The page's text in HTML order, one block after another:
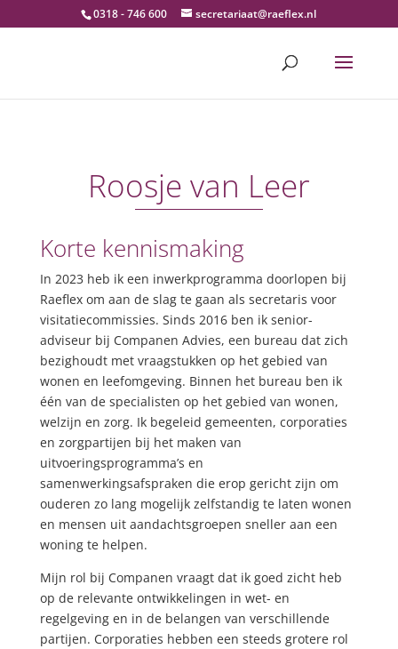
0318 - 746 600 secretariaat@raeflex.nl
Roosje van Leer
Korte kennismaking
In 2023 heb ik een inwerkprogramma doorlopen bij
Raeflex om aan de slag te gaan als secretaris voor
visitatiecommissies. Sinds 2016 ben ik senior-
adviseur bij Companen Advies, een bureau dat zich
bezighoudt met vraagstukken op het gebied van
wonen en leefomgeving. Binnen het bureau ben ik
één van de specialisten op het gebied van wonen,
welzijn en zorg. Ik begeleid gemeenten, corporaties
en zorgpartijen bij het maken van
uitvoeringsprogramma’s en
samenwerkingsafspraken die erop gericht zijn om
ouderen zo lang mogelijk zelfstandig te laten wonen
en mensen uit aandachtsgroepen sneller aan een
woning te helpen.
Mijn rol bij Companen vraagt dat ik goed zicht heb
op de relevante ontwikkelingen in wet- en
regelgeving en in de belangen van verschillende
partijen. Corporaties hebben een steeds grotere rol